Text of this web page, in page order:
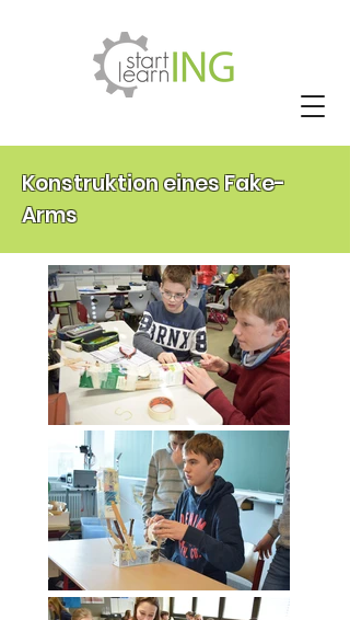
Konstruktion eines Fake-
Arms